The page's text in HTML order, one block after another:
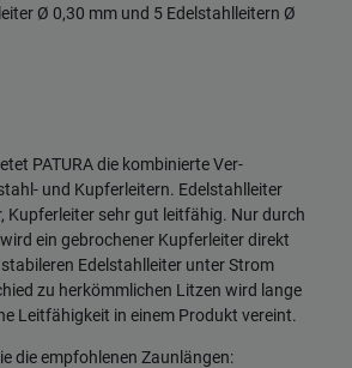
Ø 0,30 mm und 5 Edelstahlleitern Ø
PATURA die kombinierte Ver­
und Kupferleitern. Edelstahlleiter
Kupferleiter sehr gut leitfähig. Nur durch
ein gebrochener Kupferleiter direkt
Edelstahlleiter unter Strom
zu herkömmlichen Litzen wird lange
Leitfähigkeit in einem Produkt ­vereint.
die empfohlenen Zaunlängen: